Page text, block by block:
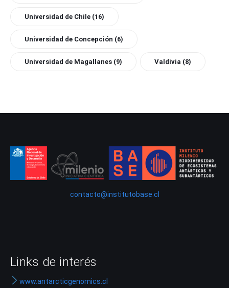
Universidad de Chile (16)
Universidad de Concepción (6)
Universidad de Magallanes (9) Valdivia (8)
contacto@institutobase.cl
Links de interés
www.antarcticgenomics.cl